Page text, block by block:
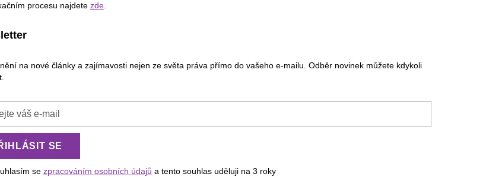
procesu najdete zde.
na nové články a zajímavosti nejen ze světa práva přímo do vašeho e-mailu. Odběr novinek můžete kdykoli
SE
se zpracováním osobních údajů a tento souhlas uděluji na 3 roky